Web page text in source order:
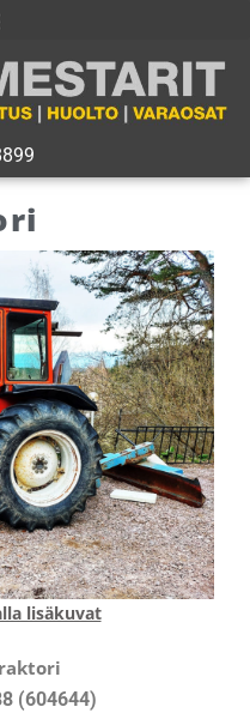
lisäkuvat
(604644)